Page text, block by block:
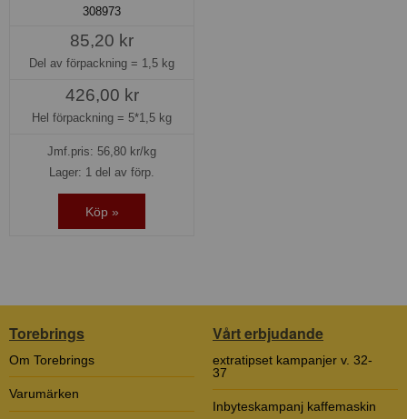
308973
85,20 kr
Del av förpackning = 1,5 kg
426,00 kr
Hel förpackning = 5*1,5 kg
Jmf.pris: 56,80 kr/kg
Lager: 1 del av förp.
Köp »
Torebrings
Om Torebrings
Varumärken
Vårt erbjudande
extratipset kampanjer v. 32-
37
Inbyteskampanj kaffemaskin